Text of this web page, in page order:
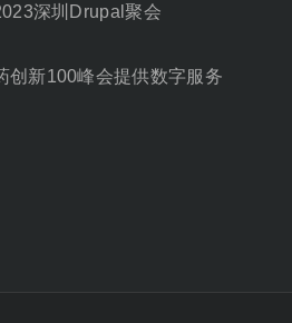
深圳Drupal聚会
创新100峰会提供数字服务